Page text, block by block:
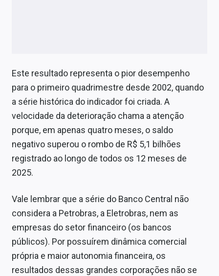
Conteúdo de Marca
Sobre
Expediente
Contato
Este resultado representa o pior desempenho
para o primeiro quadrimestre desde 2002, quando
a série histórica do indicador foi criada. A
velocidade da deterioração chama a atenção
porque, em apenas quatro meses, o saldo
negativo superou o rombo de R$ 5,1 bilhões
registrado ao longo de todos os 12 meses de
2025.
Vale lembrar que a série do Banco Central não
considera a Petrobras, a Eletrobras, nem as
empresas do setor financeiro (os bancos
públicos). Por possuírem dinâmica comercial
própria e maior autonomia financeira, os
resultados dessas grandes corporações não se